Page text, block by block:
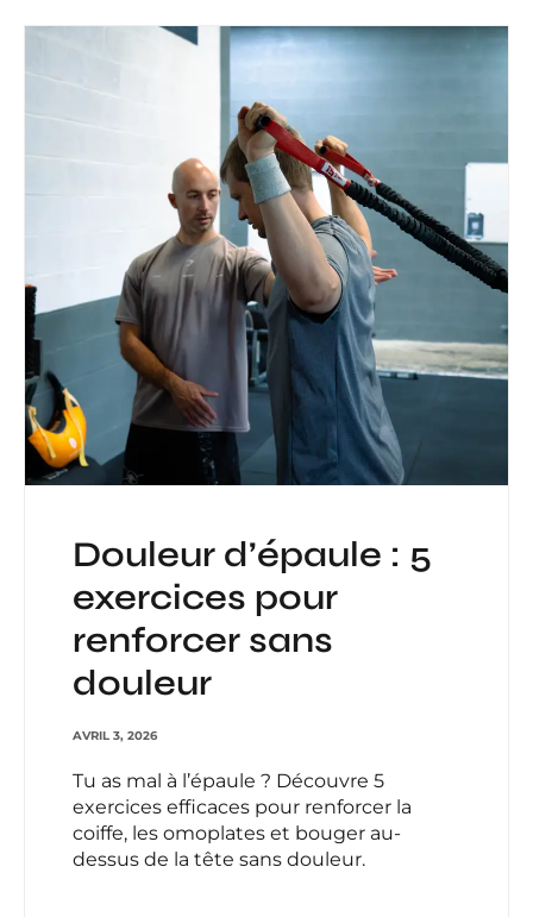
Douleur d’épaule : 5
exercices pour
renforcer sans
douleur
AVRIL 3, 2026
Tu as mal à l’épaule ? Découvre 5
exercices efficaces pour renforcer la
coiffe, les omoplates et bouger au-
dessus de la tête sans douleur.